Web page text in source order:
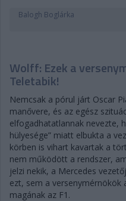
Balogh Boglárka
Wolff: Ezek a
Teletabik!
Nemcsak a pórul járt Oscar
manővere, és az egész
elfogadhatatlannak nevezte,
hülyesége” miatt elbukta a
körben is vihart kavartak a
nem működött a rendszer,
jelzi nekik, a Mercedes
ezt, sem a
magának az F1.